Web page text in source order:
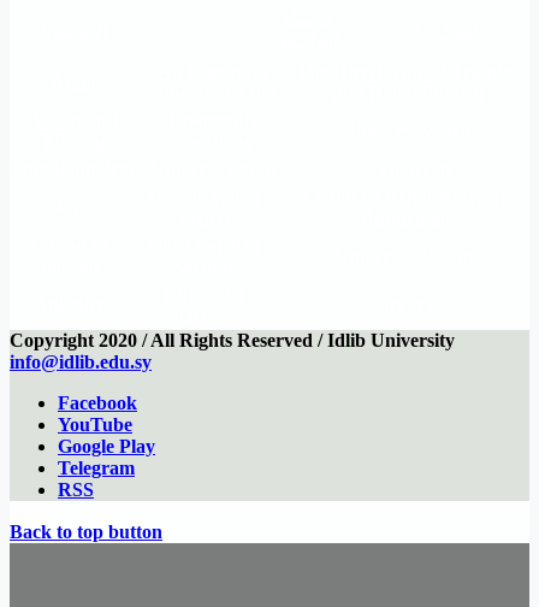
Copyright 2020 / All Rights Reserved / Idlib University
info@idlib.edu.sy
Facebook
YouTube
Google Play
Telegram
RSS
Back to top button